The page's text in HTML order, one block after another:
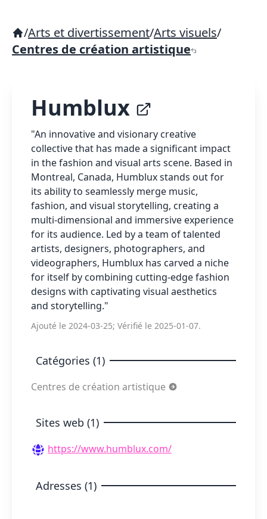
/Arts et divertissement/Arts visuels/
Centres de création artistique
Humblux
"An innovative and visionary creative
collective that has made a significant impact
in the fashion and visual arts scene. Based in
Montreal, Canada, Humblux stands out for
its ability to seamlessly merge music,
fashion, and visual storytelling, creating a
multi-dimensional and immersive experience
for its audience. Led by a team of talented
artists, designers, photographers, and
videographers, Humblux has carved a niche
for itself by combining cutting-edge fashion
designs with captivating visual aesthetics
and storytelling."
Ajouté le 2024-03-25; Vérifié le 2025-01-07.
Catégories (1)
Centres de création artistique
Sites web (1)
https://www.humblux.com/
Adresses (1)